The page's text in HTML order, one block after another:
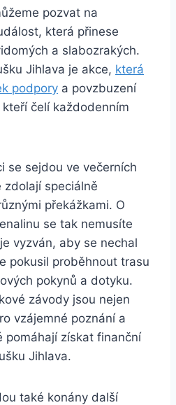
pozvat ⁣na
která přinese
a⁢ slabozrakých.
Jihlava je akce, která
⁤podpory a povzbuzení
čelí každodenním
se sejdou ve​ večerních
‍zdolají speciálně
‍překážkami. O
‍se tak nemusíte
vyzván, aby se nechal
pokusil proběhnout trasu
pokynů a dotyku.
závody jsou ⁤nejen
vzájemné poznání a
pomáhají ⁣získat finanční
‍Jihlava.
​také konány další